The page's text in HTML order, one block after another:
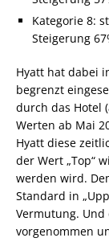
Kategorie 8:
Steigerung
Hyatt hat dabei
begrenzt
durch das Hotel
Werten ab Mai
Hyatt diese
der Wert „Top“
werden wird.
Standard in
Vermutung.
vorgenommen